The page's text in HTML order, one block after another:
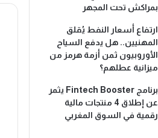
بمراكش تحت المجهر
ارتفاع أسعار النفط يُقلق
المهنيين.. هل يدفع السياح
الأوروبيون ثمن أزمة هرمز من
ميزانية عطلهم؟
برنامج Fintech Booster يثمر
عن إطلاق 4 منتجات مالية
رقمية في السوق المغربي